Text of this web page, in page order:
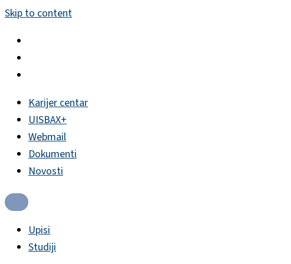
Skip to content
Karijer centar
UISBAX+
Webmail
Dokumenti
Novosti
Upisi
Studiji